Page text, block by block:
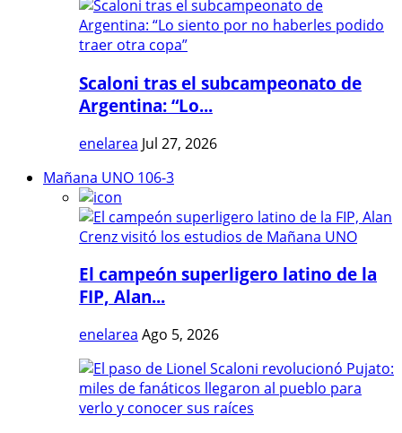
Scaloni tras el subcampeonato de
Argentina: “Lo...
enelarea Jul 27, 2026
Mañana UNO 106-3
El campeón superligero latino de la
FIP, Alan...
enelarea Ago 5, 2026